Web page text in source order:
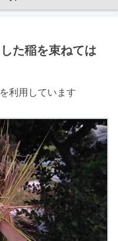
た稲を束ねては
利用しています